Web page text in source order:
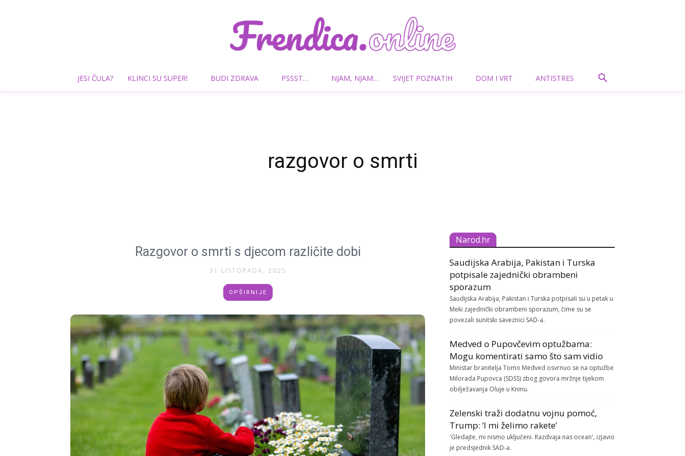
Frendica.online
JESI ČULA? KLINCI SU SUPER! BUDI ZDRAVA PSSST… NJAM, NJAM… SVIJET POZNATIH DOM I VRT ANTISTRES
razgovor o smrti
Razgovor o smrti s djecom različite dobi
31 LISTOPADA, 2025
OPŠIRNIJE
Narod.hr
Saudijska Arabija, Pakistan i Turska
potpisale zajednički obrambeni
sporazum
Saudijska Arabija, Pakistan i Turska potpisali su u petak u
Meki zajednički obrambeni sporazum, čime su se
povezali sunitski saveznici SAD-a.
Medved o Pupovčevim optužbama:
Mogu komentirati samo što sam vidio
Ministar branitelja Tomo Medved osvrnuo se na optužbe
Milorada Pupovca (SDSS) zbog govora mržnje tijekom
obilježavanja Oluje u Kninu.
Zelenski traži dodatnu vojnu pomoć,
Trump: ‘I mi želimo rakete’
'Gledajte, mi nismo uključeni. Razdvaja nas ocean', izjavio
je predsjednik SAD-a.